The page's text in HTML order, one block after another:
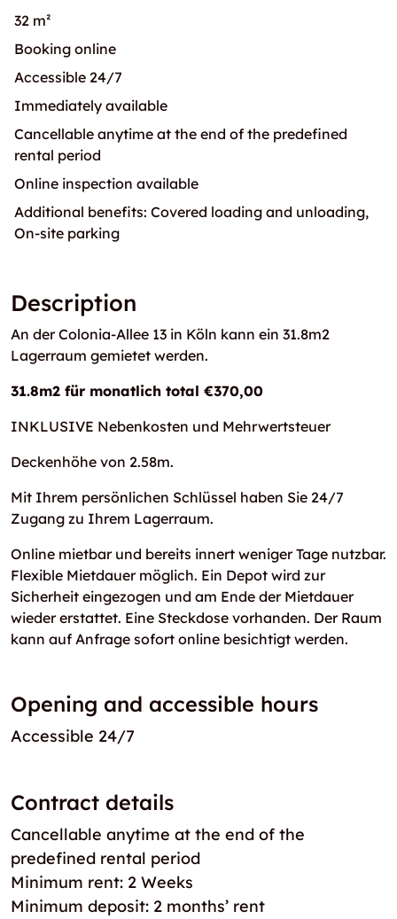
32 m²
Booking online
Accessible 24/7
Immediately available
Cancellable anytime at the end of the predefined
rental period
Online inspection available
Additional benefits: Covered loading and unloading,
On-site parking
Description
An der Colonia-Allee 13 in Köln kann ein 31.8m2
Lagerraum gemietet werden.
31.8m2 für monatlich total €370,00
INKLUSIVE Nebenkosten und Mehrwertsteuer
Deckenhöhe von 2.58m.
Mit Ihrem persönlichen Schlüssel haben Sie 24/7
Zugang zu Ihrem Lagerraum.
Online mietbar und bereits innert weniger Tage nutzbar.
Flexible Mietdauer möglich. Ein Depot wird zur
Sicherheit eingezogen und am Ende der Mietdauer
wieder erstattet. Eine Steckdose vorhanden. Der Raum
kann auf Anfrage sofort online besichtigt werden.
Opening and accessible hours
Accessible 24/7
Contract details
Cancellable anytime at the end of the
predefined rental period
Minimum rent: 2 Weeks
Minimum deposit: 2 months’ rent